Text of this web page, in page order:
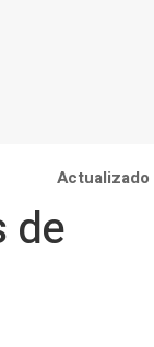
Actualizado
de